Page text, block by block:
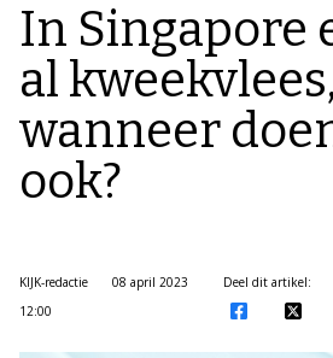
In Singapore
al kweekvlees,
wanneer
ook?
KIJK-redactie
08 april 2023
12:00
Deel dit artikel: